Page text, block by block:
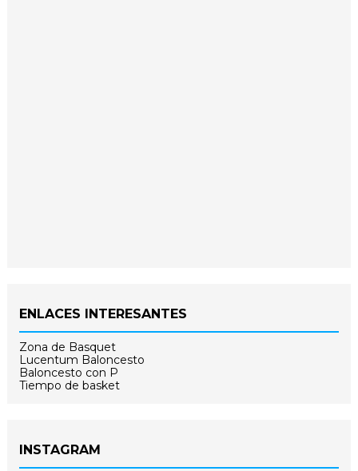
ENLACES INTERESANTES
Zona de Basquet
Lucentum Baloncesto
Baloncesto con P
Tiempo de basket
INSTAGRAM